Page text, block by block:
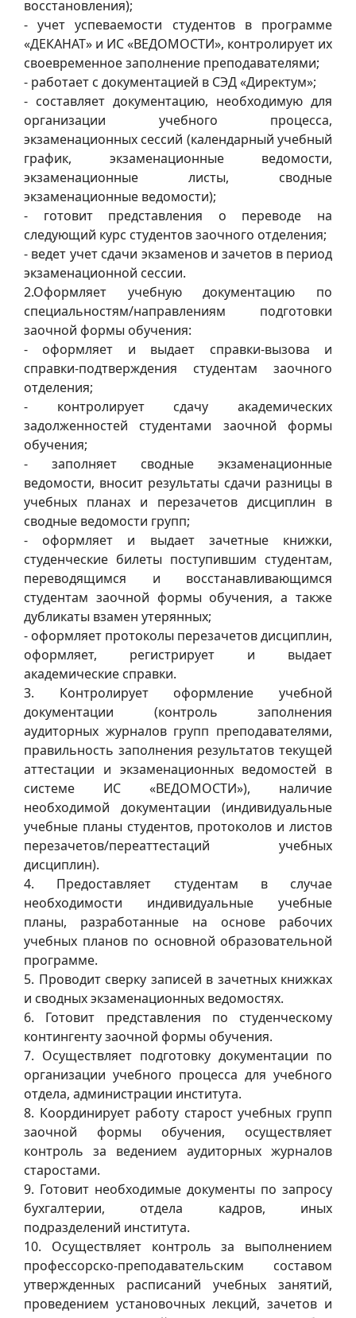
восстановления);
- учет успеваемости студентов в программе
«ДЕКАНАТ» и ИС «ВЕДОМОСТИ», контролирует их
своевременное заполнение преподавателями;
- работает с документацией в СЭД «Директум»;
- составляет документацию, необходимую для
организации учебного процесса,
экзаменационных сессий (календарный учебный
график, экзаменационные ведомости,
экзаменационные листы, сводные
экзаменационные ведомости);
- готовит представления о переводе на
следующий курс студентов заочного отделения;
- ведет учет сдачи экзаменов и зачетов в период
экзаменационной сессии.
2.Оформляет учебную документацию по
специальностям/направлениям подготовки
заочной формы обучения:
- оформляет и выдает справки-вызова и
справки-подтверждения студентам заочного
отделения;
- контролирует сдачу академических
задолженностей студентами заочной формы
обучения;
- заполняет сводные экзаменационные
ведомости, вносит результаты сдачи разницы в
учебных планах и перезачетов дисциплин в
сводные ведомости групп;
- оформляет и выдает зачетные книжки,
студенческие билеты поступившим студентам,
переводящимся и восстанавливающимся
студентам заочной формы обучения, а также
дубликаты взамен утерянных;
- оформляет протоколы перезачетов дисциплин,
оформляет, регистрирует и выдает
академические справки.
3. Контролирует оформление учебной
документации (контроль заполнения
аудиторных журналов групп преподавателями,
правильность заполнения результатов текущей
аттестации и экзаменационных ведомостей в
системе ИС «ВЕДОМОСТИ»), наличие
необходимой документации (индивидуальные
учебные планы студентов, протоколов и листов
перезачетов/переаттестаций учебных
дисциплин).
4. Предоставляет студентам в случае
необходимости индивидуальные учебные
планы, разработанные на основе рабочих
учебных планов по основной образовательной
программе.
5. Проводит сверку записей в зачетных книжках
и сводных экзаменационных ведомостях.
6. Готовит представления по студенческому
контингенту заочной формы обучения.
7. Осуществляет подготовку документации по
организации учебного процесса для учебного
отдела, администрации института.
8. Координирует работу старост учебных групп
заочной формы обучения, осуществляет
контроль за ведением аудиторных журналов
старостами.
9. Готовит необходимые документы по запросу
бухгалтерии, отдела кадров, иных
подразделений института.
10. Осуществляет контроль за выполнением
профессорско-преподавательским составом
утвержденных расписаний учебных занятий,
проведением установочных лекций, зачетов и